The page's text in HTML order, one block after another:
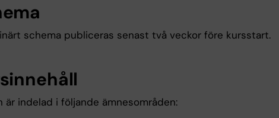
schema publiceras senast två veckor före kursstart.
är indelad i följande ämnesområden: